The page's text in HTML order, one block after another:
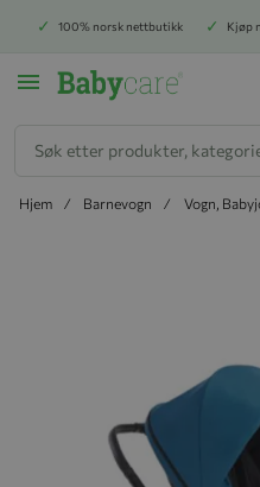
100% norsk nettbutikk Kjøp
Hjem Barnevogn Vogn,